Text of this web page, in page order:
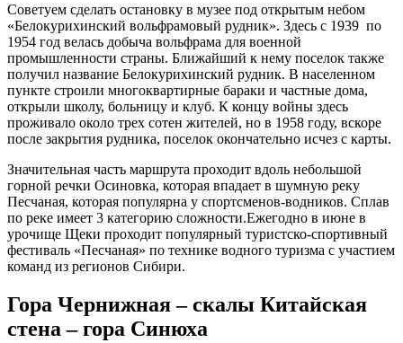
Советуем сделать остановку в музее под открытым небом
«Белокурихинский вольфрамовый рудник». Здесь с 1939 по
1954 год велась добыча вольфрама для военной
промышленности страны. Ближайший к нему поселок также
получил название Белокурихинский рудник. В населенном
пункте строили многоквартирные бараки и частные дома,
открыли школу, больницу и клуб. К концу войны здесь
проживало около трех сотен жителей, но в 1958 году, вскоре
после закрытия рудника, поселок окончательно исчез с карты.
Значительная часть маршрута проходит вдоль небольшой
горной речки Осиновка, которая впадает в шумную реку
Песчаная, которая популярна у спортсменов-водников. Сплав
по реке имеет 3 категорию сложности.Ежегодно в июне в
урочище Щеки проходит популярный туристско-спортивный
фестиваль «Песчаная» по технике водного туризма с участием
команд из регионов Сибири.
Гора Чернижная – скалы Китайская
стена – гора Синюха